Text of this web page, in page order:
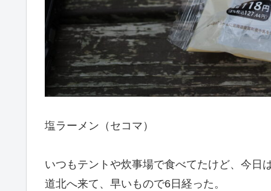
塩ラーメン（セコマ）
いつもテントや炊事場で食べてたけど、今日
道北へ来て、早いもので6日経った。